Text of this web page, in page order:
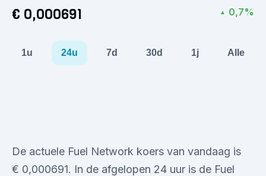
€ 0,000691 ▲ 0,7%
1u 24u 7d 30d 1j Alle
De actuele Fuel Network koers van vandaag is
€ 0,000691. In de afgelopen 24 uur is de Fuel